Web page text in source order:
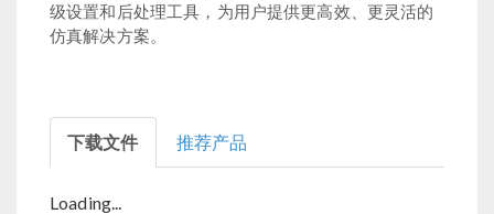
级设置和后处理工具，为用户提供更高效、更灵活的
仿真解决方案。
下载文件 推荐产品
Loading...